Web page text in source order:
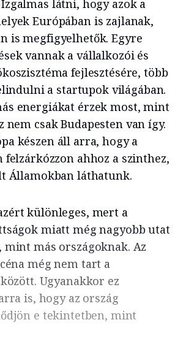
Izgalmas látni, hogy azok a
Európában is zajlanak,
is megfigyelhetők. Egyre
vannak a vállalkozói és
fejlesztésére, több
a startupok világában.
energiákat érzek most, mint
nem csak Budapesten van így.
készen áll arra, hogy a
ahhoz a szinthez,
Államokban láthatunk.
különleges, mert a
miatt még nagyobb utat
más országoknak. Az
még nem tart a
Ugyanakkor ez
is, hogy az ország
e tekintetben, mint